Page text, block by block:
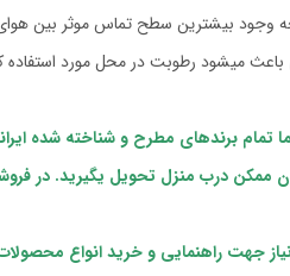
وجود بیشترین سطح تماس موثر بین
میشود رطوبت در محل مورد
ما تمام برندهای مطرح و شناخته شده
ممکن درب منزل تحویل یگیرید. در
جهت راهنمایی و خرید انواع